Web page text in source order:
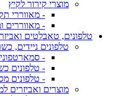
מוצרי קירור לקיץ
- מאווררי
- מאווררים
טלפונים, טאבלטים
טלפונים ניידים,
-
- טלפונים
- טלפונים
מוצרים ואביזרים